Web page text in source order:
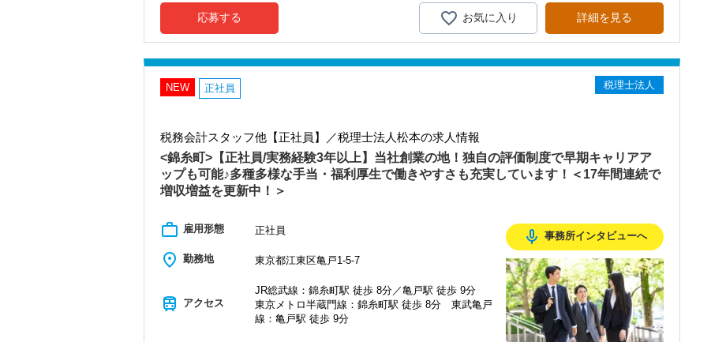
税理士はサービス業です。誠実に仕事を行い、お客様に満足していただくことを大事にしてくれる方を求めて
います。
よう私たちもバックアップします。
最初は自信が無くても意欲があれば大丈夫です。
一緒に事務所を盛り立てていただける方をお待ちしています！
・情熱を持って仕事ができ、途中で諦めない人
・責任感を持って仕事に取り組める人
・積極性と向上心を持ち合わせている人
・若手を引っ張っていくリーダーになれる人
【ITシステム完備で効率よく業務をこなせます】
代表が作業環境にも気を配っており、デュアルモニターを全席設置。
入力もAI-OCRを使用して、業務効率化とペーパーレス化を進めています。kintoneやLINEWORKS、クラウド
サインなどを活用しているので効率よくストレスフリーに業務をこなせます。
ぜひ体験してください！
【明確なキャリアパスで成長をバックアップします】
キャリアステップは等級制（1〜6等級）で、求められる業務レベルや役割を明確にしています。目標設定がし
やすく、成長を実感しながらステップアップが可能です。
税務・会計の経験と知識を磨きながらステップアップを目指しませんか？
【対象業種100種以上！節税・融資・税務調査に強い税理士法人です】
お客様に事務所までご来社いただく来所型サービスで、中小企業の経営を幅広くサポートしています。
専門Webサイトを10サイト以上運営しており、新規顧問契約のお客様が毎年400件以上増加！
各オフィスに国税OB税理士が在籍しているので、税務調査にも精通しています。
税理士という仕事は不況に強い仕事で、融資対応、給付金のサポート、補助金のサポートなどお手伝いできる
業務は数多く存在しています。
そのため、全拠点でスタッフの増員に力を入れており、さらなるサービス品質の向上を目指しています。
また、職場環境の改善に積極的に取り組む企業に対して認証される「社労士診断認証制度」を取得しました。
「職場環境改善宣言企業」と「経営労務診断実施企業」の認定を受け、今後も社員が働きやすい環境づくりを
長く安心して働ける環境を用意してお待ちしておりますので、当社で将来の不安なく働いてみませんか？
【錦糸町の事務所はこんなオフィスです】
錦糸町は”当社創業の地“。
17年間に及ぶ運営の中で、東京・千葉・埼玉と都心部から周辺エリアに至るまで、幅広い業種のお客様とのご
縁が誕生した場所です。
創業当時から現在までずっとお取引をしているお客様が多く、他の拠点よりもお客様とスタッフの距離感が近
応募する 詳細を見る
お気に入り
NEW 正社員 税理士法人
税務会計スタッフ他【正社員】／税理士法人松本の求人情報
<錦糸町>【正社員/実務経験3年以上】当社創業の地！独自の評価制度で早期キャリアア
ップも可能♪多種多様な手当・福利厚生で働きやすさも充実しています！＜17年間連続で
増収増益を更新中！＞
work_outline 雇用形態 正社員
place 勤務地 東京都江東区亀戸1-5-7
train アクセス
JR総武線：錦糸町駅 徒歩 8分／亀戸駅 徒歩 9分
東京メトロ半蔵門線：錦糸町駅 徒歩 8分 東武亀戸
線：亀戸駅 徒歩 9分
mic_none 事務所インタビューへ